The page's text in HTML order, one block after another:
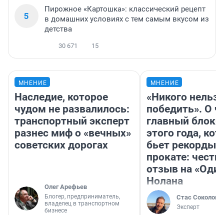
5
Пирожное «Картошка»: классический рецепт
в домашних условиях с тем самым вкусом из
детства
30 671 15
МНЕНИЕ
Наследие, которое
чудом не развалилось:
транспортный эксперт
разнес миф о «вечных»
советских дорогах
Олег Арефьев
Блогер, предприниматель,
владелец в транспортном
бизнесе
МНЕНИЕ
«Никого нельзя
победить». О
главный
этого года,
бьет рекорды в
прокате:
отзыв на
Нолана
Стас Соколов
Эксперт